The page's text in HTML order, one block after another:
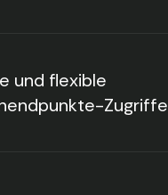
und flexible
Zugriffe